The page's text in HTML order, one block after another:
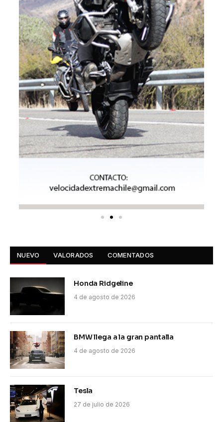
NUEVO VALORADOS COMENTADOS
Honda Ridgeline
4 de agosto de 2026
BMW llega a la gran pantalla
4 de agosto de 2026
Tesla
27 de julio de 2026